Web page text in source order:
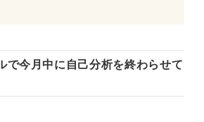
で今月中に自己分析を終わらせて